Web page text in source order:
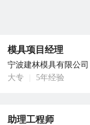
模具项目经理
宁波建林模具有限公司
大专
5年经验
助理工程师